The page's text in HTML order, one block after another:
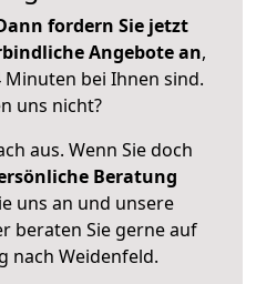
fordern Sie jetzt
Angebote an,
bei Ihnen sind.
uns nicht?
aus. Wenn Sie doch
Beratung
uns an und unsere
beraten Sie gerne auf
nach Weidenfeld.